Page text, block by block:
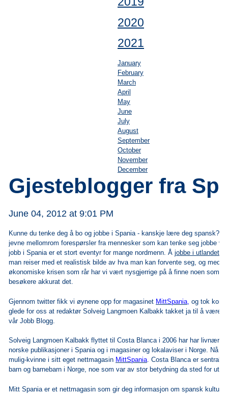
2020
2021
January
February
March
April
May
June
July
August
September
October
November
December
Gjesteblogger fra
June 04, 2012 at 9:01 PM
Kunne du tenke deg å bo og jobbe i Spania - kanskje lære deg spansk?
jevne mellomrom forespørsler fra mennesker som kan tenke seg jobbe
jobb i Spania er et stort eventyr for mange nordmenn. Åjobbe i utlandet
man reiser med et realistisk bilde av hva man kan forvente seg, og med
økonomiske krisen som rår har vi vært nysgjerrige på å finne noen som
besøkere akkurat det.
Gjennom twitter fikk vi øynene opp for magasinet MittSpania og tok
glede for oss at redaktør Solveig Langmoen Kalbakk takket ja til å være
vårJobb Blogg
Solveig Langmoen Kalbakk flyttet til Costa Blanca i 2006 har har livnært
norske publikasjoner i Spania og i magasiner og lokalaviser i Norge. Nå
mulig-kvinne i sitt eget nettmagasin MittSpania. Costa Blanca er sentralt
barn og barnebarn i Norge, noe som var av stor betydning da sted for
Mitt Spania er et nettmagasin som gir deg informasjon om spansk kultur,